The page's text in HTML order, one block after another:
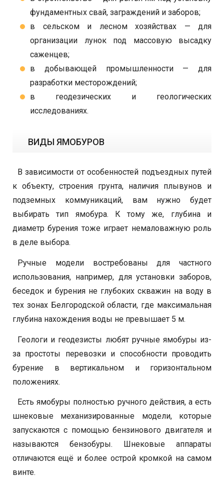
фундаментных свай, заграждений и заборов;
в сельском и лесном хозяйствах — для
организации лунок под массовую высадку
саженцев;
в добывающей промышленности — для
разработки месторождений;
в геодезических и геологических
исследованиях.
ВИДЫ ЯМОБУРОВ
В зависимости от особенностей подъездных путей
к объекту, строения грунта, наличия плывунов и
подземных коммуникаций, вам нужно будет
выбирать тип ямобура. К тому же, глубина и
диаметр бурения тоже играет немаловажную роль
в деле выбора.
Ручные модели востребованы для частного
использования, например, для установки заборов,
беседок и бурения не глубоких скважин на воду в
тех зонах Белгородской области, где максимальная
глубина нахождения воды не превышает 5 м.
Геологи и геодезисты любят ручные ямобуры из-
за простоты перевозки и способности проводить
бурение в вертикальном и горизонтальном
положениях.
Есть ямобуры полностью ручного действия, а есть
шнековые механизированные модели, которые
запускаются с помощью бензинового двигателя и
называются бензобуры. Шнековые аппараты
отличаются ещё и более острой кромкой на самом
винте.